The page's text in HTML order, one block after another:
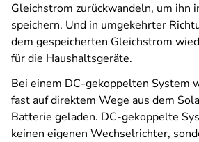
Gleichstrom zurückwandeln, um ihn
speichern. Und in umgekehrter
dem gespeicherten Gleichstrom
für die Haushaltsgeräte.
Bei einem DC-gekoppelten System
fast auf direktem Wege aus dem
Batterie geladen. DC-gekoppelte
keinen eigenen Wechselrichter,